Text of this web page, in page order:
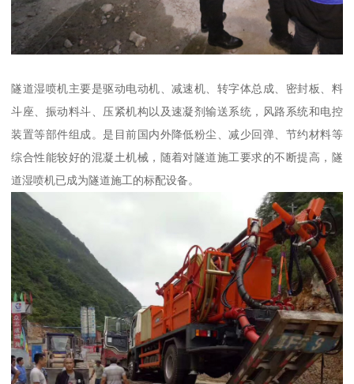
隧道湿喷机主要是驱动电动机、减速机、转字体总成、密封板、料
斗座、振动料斗、压紧机构以及速凝剂输送系统，风路系统和电控
装置等部件组成。是目前国内外降低粉尘、减少回弹、节约材料等
综合性能较好的混凝土机械，随着对隧道施工要求的不断提高，隧
道湿喷机已成为隧道施工的标配设备。